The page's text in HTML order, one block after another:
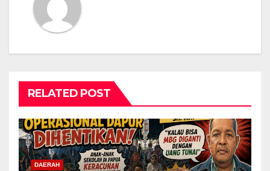
RELATED POST
DAERAH